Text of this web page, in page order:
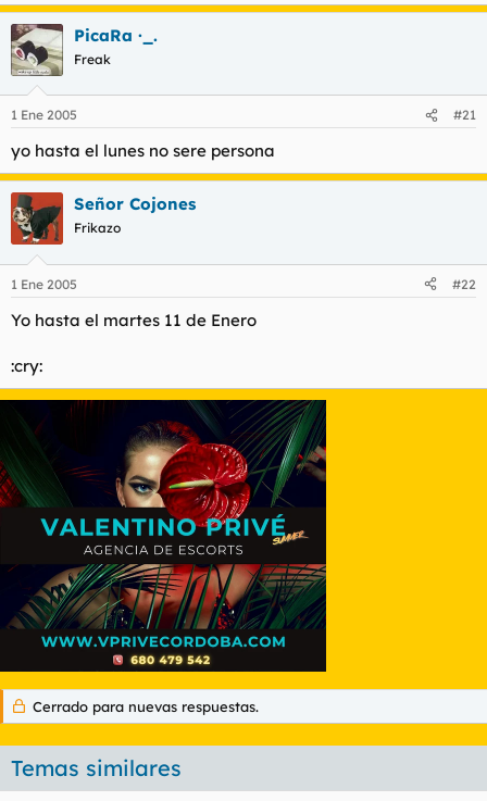
PicaRa ·_.
Freak
1 Ene 2005 #21
yo hasta el lunes no sere persona
Señor Cojones
Frikazo
1 Ene 2005 #22
Yo hasta el martes 11 de Enero
:cry:
Cerrado para nuevas respuestas.
Temas similares